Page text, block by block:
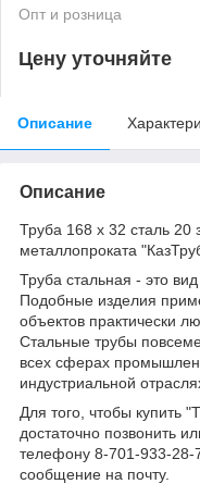
Опт и розница
Цену уточняйте
Описание
Описание
Труба 168 х 32 сталь 20
металлопроката
Труба стальная - это
Подобные изделия
объектов практически
Стальные трубы
всех сферах
индустриальной
Для того, чтобы купить
достаточно позвонить
телефону 8-701-933-28-
сообщение на почту.